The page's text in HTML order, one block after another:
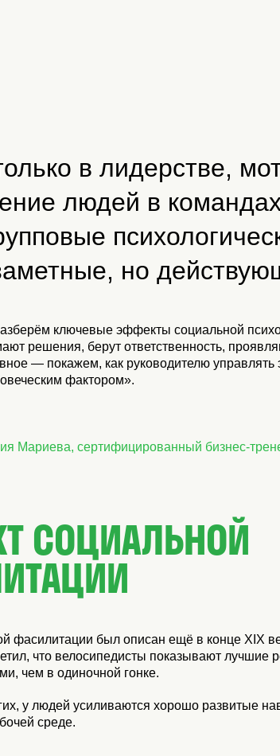
в лидерстве,
людей в
но
ключевые эффекты социальной
решения, берут ответственность,
— покажем, как руководителю управлять
фактором».
Мариева, сертифицированный бизнес-
СОЦИАЛЬНОЙ
фасилитации был описан ещё в конце XIX
что велосипедисты показывают лучшие
чем в одиночной гонке.
у людей усиливаются хорошо развитые
среде.